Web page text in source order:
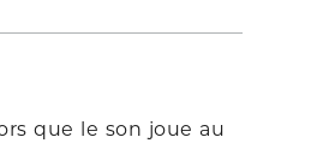
que le son joue au